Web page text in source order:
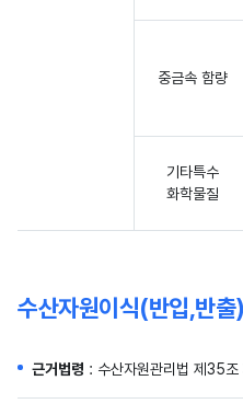
중금속 함량
기타특수
화학물질
수산자원이식(반입,반출
근거법령 : 수산자원관리법 제35